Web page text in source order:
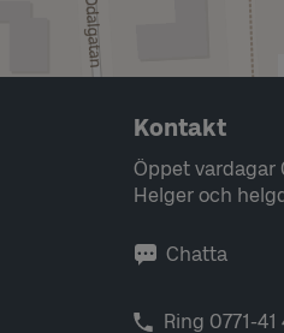
Kontakt
Öppet vardagar
Helger och
Chatta
Ring 0771-